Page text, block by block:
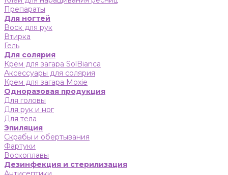
Препараты
Для ногтей
Воск для рук
Втирка
Гель
Для солярия
Крем для загара SolBianca
Аксессуары для солярия
Крем для загара Moxie
Одноразовая продукция
Для головы
Для рук и ног
Для тела
Эпиляция
Скрабы и обертывания
Фартуки
Воскоплавы
Дезинфекция и стерилизация